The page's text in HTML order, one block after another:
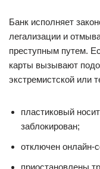
Банк исполняет
легализации и
преступным путем.
карты вызывают
экстремистской или
пластиковый
заблокирован;
отключен онлайн-
приостановлены